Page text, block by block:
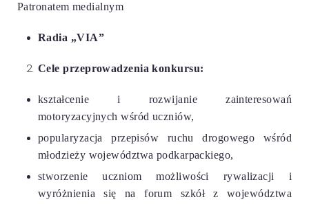
Patronatem medialnym
Radia „VIA”
Cele przeprowadzenia konkursu:
kształcenie i rozwijanie zainteresowań
motoryzacyjnych wśród uczniów,
popularyzacja przepisów ruchu drogowego wśród
młodzieży województwa podkarpackiego,
stworzenie uczniom możliwości rywalizacji i
wyróżnienia się na forum szkół z województwa